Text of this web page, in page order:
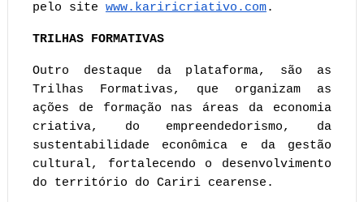
pelo site www.kariricriativo.com.
TRILHAS FORMATIVAS
Outro destaque da plataforma, são as
Trilhas Formativas, que organizam as
ações de formação nas áreas da economia
criativa, do empreendedorismo, da
sustentabilidade econômica e da gestão
cultural, fortalecendo o desenvolvimento
do território do Cariri cearense.